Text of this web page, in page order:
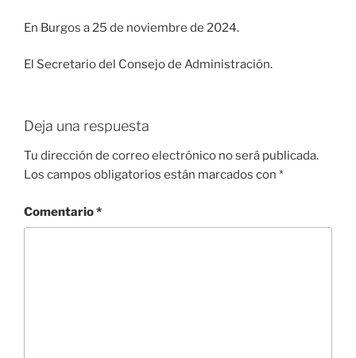
En Burgos a 25 de noviembre de 2024.
El Secretario del Consejo de Administración.
Deja una respuesta
Tu dirección de correo electrónico no será publicada.
Los campos obligatorios están marcados con *
Comentario*